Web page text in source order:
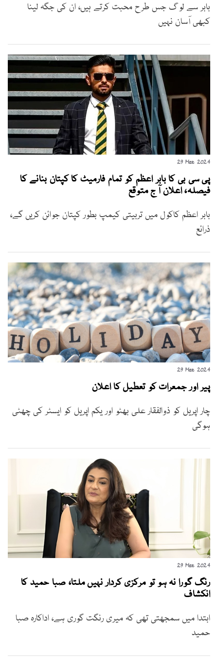
بابر سے لوگ جس طرح محبت کرتے ہیں، ان کی جگہ لینا
کبھی آسان نہیں
29 Mar 2024
پی سی بی کا بابر اعظم کو تمام فارمیٹ کا کپتان بنانے کا
فیصلہ، اعلان آج متوقع
بابر اعظم کاکول میں تربیتی کیمپ بطور کپتان جوائن کریں گے،
ذرائع
29 Mar 2024
پیر اور جمعرات کو تعطیل کا اعلان
چار اپریل کو ذوالفقار علی بھٹو اور یکم اپریل کو ایسٹر کی چھٹی
ہوگی
29 Mar 2024
رنگ گورا نہ ہو تو مرکزی کردار نہیں ملتا، صبا حمید کا
انکشاف
ابتدا میں سمجھتی تھی کہ میری رنگت گوری ہے، اداکارہ صبا
حمید